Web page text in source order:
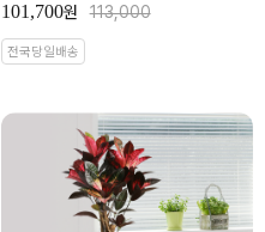
101,700원 113,000
전국당일배송